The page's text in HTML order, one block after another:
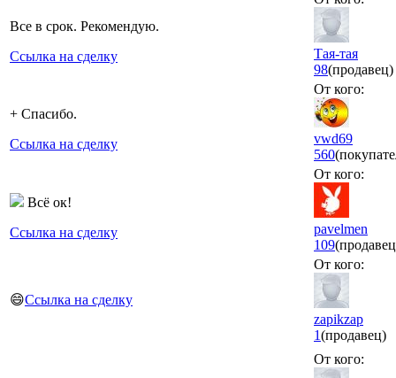
Все в срок. Рекомендую.
Ссылка на сделку
Тая-тая
98(продавец)
+ Спасибо.
Ссылка на сделку
От кого:
vwd69
560
Всё ок!
Ссылка на сделку
От кого:
pavelmen
109
😄Ссылка на сделку
От кого:
zapikzap
1(продавец)
От кого: